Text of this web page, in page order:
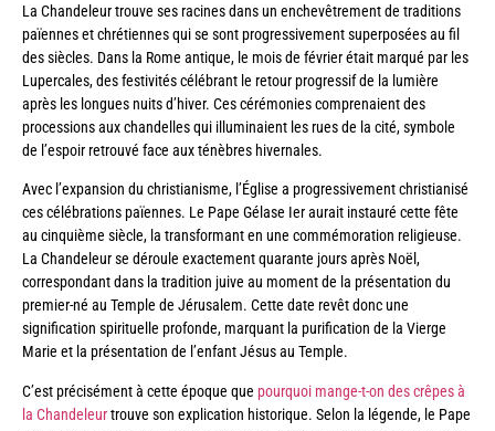
La Chandeleur trouve ses racines dans un enchevêtrement de traditions
païennes et chrétiennes qui se sont progressivement superposées au fil
des siècles. Dans la Rome antique, le mois de février était marqué par les
Lupercales, des festivités célébrant le retour progressif de la lumière
après les longues nuits d’hiver. Ces cérémonies comprenaient des
processions aux chandelles qui illuminaient les rues de la cité, symbole
de l’espoir retrouvé face aux ténèbres hivernales.
Avec l’expansion du christianisme, l’Église a progressivement christianisé
ces célébrations païennes. Le Pape Gélase Ier aurait instauré cette fête
au cinquième siècle, la transformant en une commémoration religieuse.
La Chandeleur se déroule exactement quarante jours après Noël,
correspondant dans la tradition juive au moment de la présentation du
premier-né au Temple de Jérusalem. Cette date revêt donc une
signification spirituelle profonde, marquant la purification de la Vierge
Marie et la présentation de l’enfant Jésus au Temple.
C’est précisément à cette époque que pourquoi mange-t-on des crêpes à
la Chandeleurtrouve son explication historique. Selon la légende, le Pape